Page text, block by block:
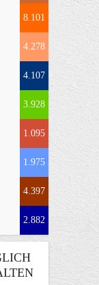
8.101
4.278
4.107
3.928
1.095
1.975
4.397
2.882